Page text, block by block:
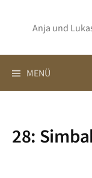
Anja und
MENÜ
28: